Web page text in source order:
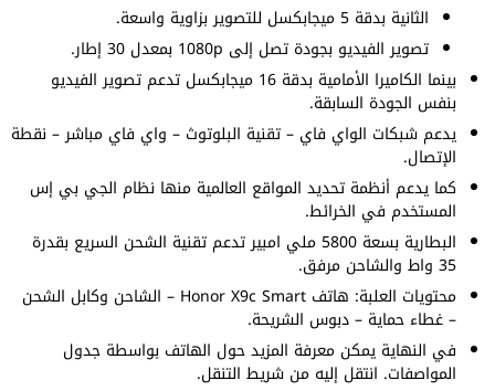
الثانية بدقة 5 ميجابكسل للتصوير بزاوية واسعة.
تصوير الفيديو بجودة تصل إلى 1080p بمعدل 30 إطار.
بينما الكاميرا الأمامية بدقة 16 ميجابكسل تدعم تصوير الفيديو
بنفس الجودة السابقة.
يدعم شبكات الواي فاي – تقنية البلوتوث – واي فاي مباشر – نقطة
الإتصال.
كما يدعم أنظمة تحديد المواقع العالمية منها نظام الجي بي إس
المستخدم في الخرائط.
البطارية بسعة 5800 ملي امبير تدعم تقنية الشحن السريع بقدرة
35 واط والشاحن مرفق.
محتويات العلبة: هاتف Honor X9c Smart – الشاحن وكابل الشحن
– غطاء حماية – دبوس الشريحة.
في النهاية يمكن معرفة المزيد حول الهاتف بواسطة جدول
المواصفات. انتقل إليه من شريط التنقل.